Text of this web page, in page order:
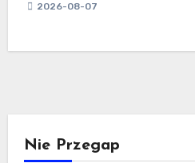
2026-08-07
Nie Przegap